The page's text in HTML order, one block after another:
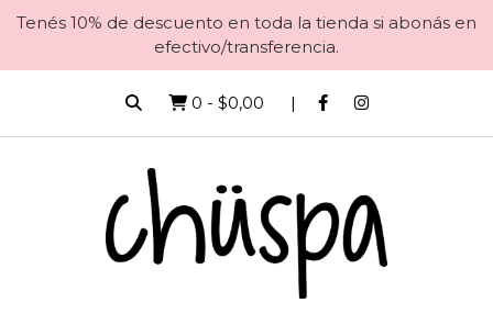
Tenés 10% de descuento en toda la tienda si abonás en
efectivo/transferencia.
0 - $0,00